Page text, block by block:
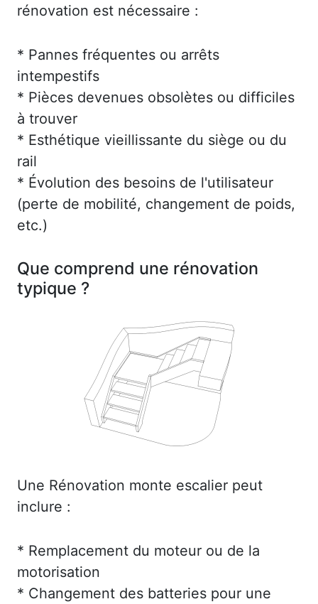
rénovation est nécessaire :
* Pannes fréquentes ou arrêts
intempestifs
* Pièces devenues obsolètes ou difficiles
à trouver
* Esthétique vieillissante du siège ou du
rail
* Évolution des besoins de l'utilisateur
(perte de mobilité, changement de poids,
etc.)
Que comprend une rénovation
typique ?
Une Rénovation monte escalier peut
inclure :
* Remplacement du moteur ou de la
motorisation
* Changement des batteries pour une